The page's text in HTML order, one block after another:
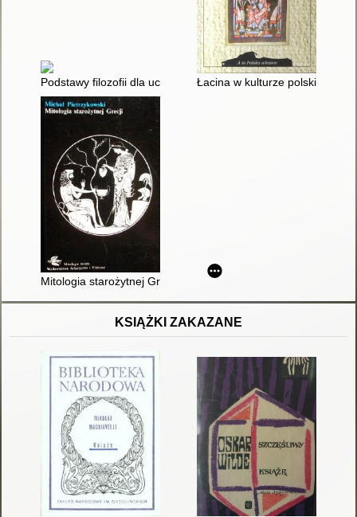
Podstawy filozofii dla uczniów i studentówŁacina w kulturze polskiej
Mitologia starożytnej Grecji
KSIĄŻKI ZAKAZANE